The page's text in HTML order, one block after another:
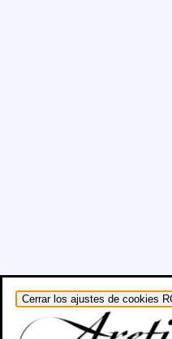
Cerrar los ajustes de cookies